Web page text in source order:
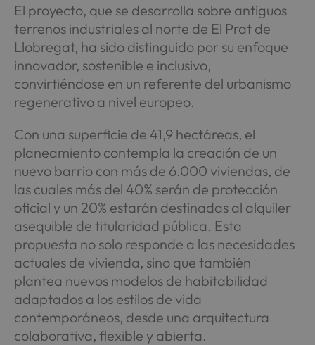
El proyecto, que se desarrolla sobre antiguos
terrenos industriales al norte de El Prat de
Llobregat, ha sido distinguido por su enfoque
innovador, sostenible e inclusivo,
convirtiéndose en un referente del urbanismo
regenerativo a nivel europeo.
Con una superficie de 41,9 hectáreas, el
planeamiento contempla la creación de un
nuevo barrio con más de 6.000 viviendas, de
las cuales más del 40% serán de protección
oficial y un 20% estarán destinadas al alquiler
asequible de titularidad pública. Esta
propuesta no solo responde a las necesidades
actuales de vivienda, sino que también
plantea nuevos modelos de habitabilidad
adaptados a los estilos de vida
contemporáneos, desde una arquitectura
colaborativa, flexible y abierta.